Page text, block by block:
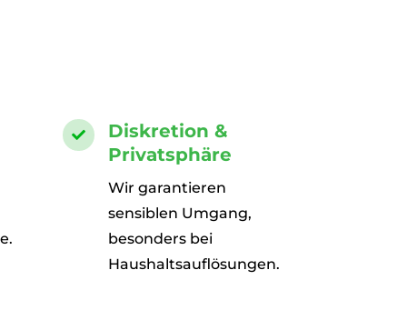

Diskretion &
Privatsphäre
Wir garantieren
sensiblen Umgang,
besonders bei
Haushaltsauflösungen.